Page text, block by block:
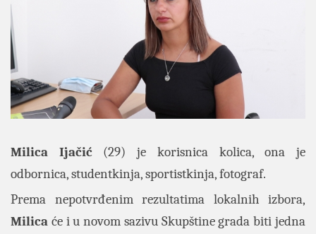
Milica Ijačić(29) je korisnica kolica, ona je
odbornica, studentkinja, sportistkinja, fotograf.
Prema nepotvrđenim rezultatima lokalnih izbora,
Milica će i u novom sazivu Skupštine grada biti jedna